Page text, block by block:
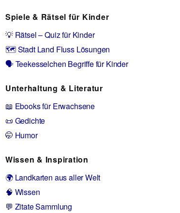
Spiele & Rätsel für Kinder
💡 Rätsel – Quiz für Kinder
🗺️ Stadt Land Fluss Lösungen
🗣️ Teekesselchen Begriffe für Kinder
Unterhaltung & Literatur
📖 Ebooks für Erwachsene
📜 Gedichte
🤭 Humor
Wissen & Inspiration
🌍 Landkarten aus aller Welt
🧠 Wissen
💬 Zitate Sammlung